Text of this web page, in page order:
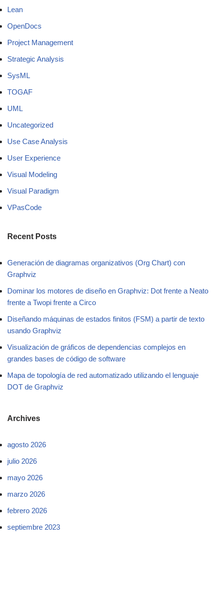
Lean
OpenDocs
Project Management
Strategic Analysis
SysML
TOGAF
UML
Uncategorized
Use Case Analysis
User Experience
Visual Modeling
Visual Paradigm
VPasCode
Recent Posts
Generación de diagramas organizativos (Org Chart) con
Graphviz
Dominar los motores de diseño en Graphviz: Dot frente a Neato
frente a Twopi frente a Circo
Diseñando máquinas de estados finitos (FSM) a partir de texto
usando Graphviz
Visualización de gráficos de dependencias complejos en
grandes bases de código de software
Mapa de topología de red automatizado utilizando el lenguaje
DOT de Graphviz
Archives
agosto 2026
julio 2026
mayo 2026
marzo 2026
febrero 2026
septiembre 2023